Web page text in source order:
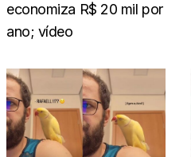
economiza R$ 20 mil por
ano; vídeo